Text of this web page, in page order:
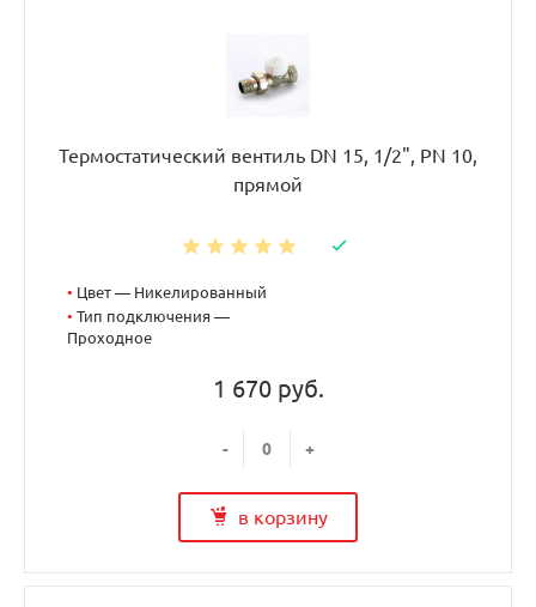
Термостатический вентиль DN 15, 1/2", PN 10,
прямой
• Цвет — Никелированный
• Тип подключения —
Проходное
1 670 руб.
- +
в корзину